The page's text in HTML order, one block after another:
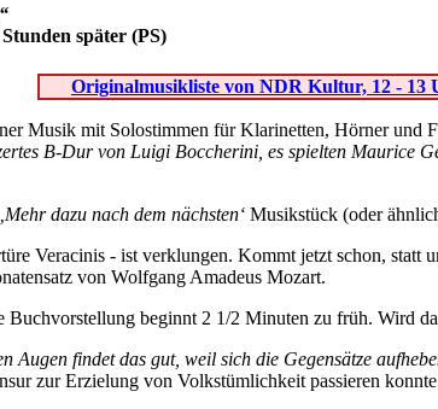
später (PS)
Originalmusikliste von NDR Kultur, 12 - 13
Musik mit Solostimmen für Klarinetten, Hörner und
B-Dur von Luigi Boccherini, es spielten
‚Mehr dazu nach dem nächsten‘ Musikstück (oder
Veracinis - ist verklungen. Kommt jetzt schon,
von Wolfgang Amadeus Mozart.
Buchvorstellung beginnt 2 1/2 Minuten zu früh. Wird
findet das gut, weil sich die Gegensätze
zur Erzielung von Volkstümlichkeit passieren